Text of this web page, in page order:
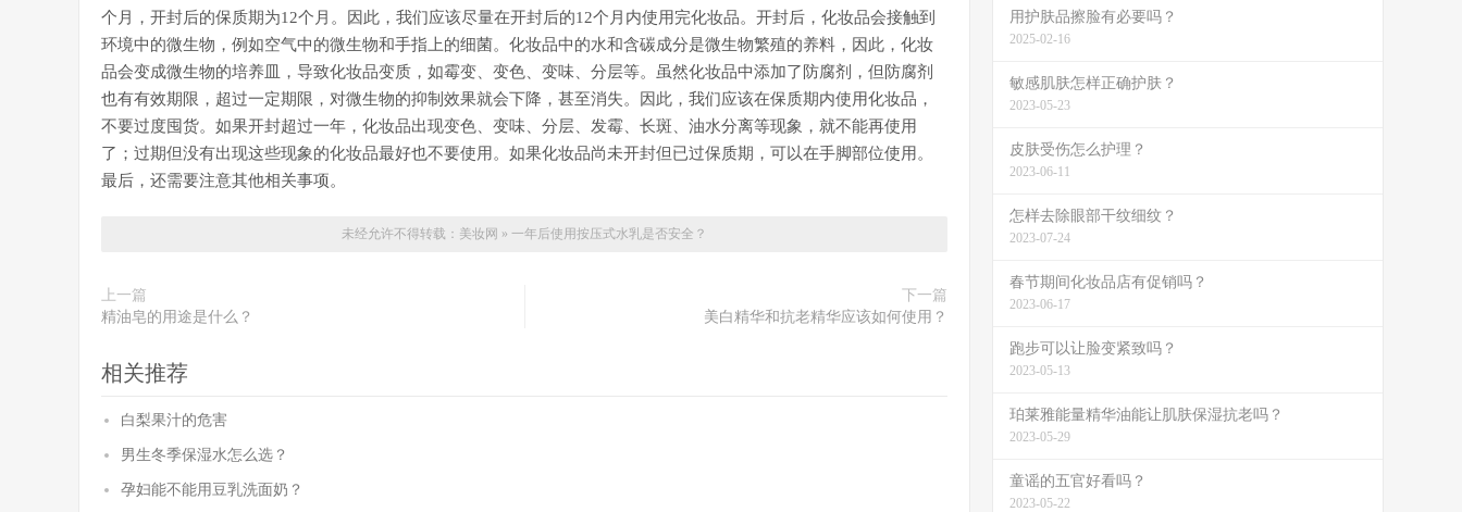
个月，开封后的保质期为12个月。因此，我们应该尽量在开封后的12个月内使用完化妆品。开封后，化妆品会接触到
环境中的微生物，例如空气中的微生物和手指上的细菌。化妆品中的水和含碳成分是微生物繁殖的养料，因此，化妆
品会变成微生物的培养皿，导致化妆品变质，如霉变、变色、变味、分层等。虽然化妆品中添加了防腐剂，但防腐剂
也有有效期限，超过一定期限，对微生物的抑制效果就会下降，甚至消失。因此，我们应该在保质期内使用化妆品，
不要过度囤货。如果开封超过一年，化妆品出现变色、变味、分层、发霉、长斑、油水分离等现象，就不能再使用
了；过期但没有出现这些现象的化妆品最好也不要使用。如果化妆品尚未开封但已过保质期，可以在手脚部位使用。
最后，还需要注意其他相关事项。
未经允许不得转载： 美妆网 » 一年后使用按压式水乳是否安全？
上一篇
精油皂的用途是什么？
下一篇
美白精华和抗老精华应该如何使用？
相关推荐
白梨果汁的危害
男生冬季保湿水怎么选？
孕妇能不能用豆乳洗面奶？
用护肤品擦脸有必要吗？
2025-02-16
敏感肌肤怎样正确护肤？
2023-05-23
皮肤受伤怎么护理？
2023-06-11
怎样去除眼部干纹细纹？
2023-07-24
春节期间化妆品店有促销吗？
2023-06-17
跑步可以让脸变紧致吗？
2023-05-13
珀莱雅能量精华油能让肌肤保湿抗老吗？
2023-05-29
童谣的五官好看吗？
2023-05-22